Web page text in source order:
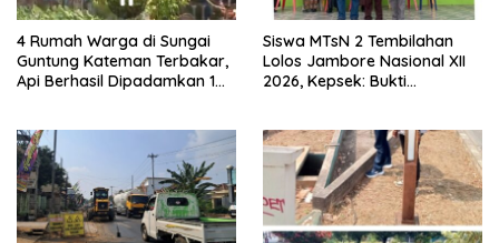
4 Rumah Warga di Sungai
Guntung Kateman Terbakar,
Api Berhasil Dipadamkan 1
Siswa MTsN 2 Tembilahan
Lolos Jambore Nasional XII
2026, Kepsek: Bukti